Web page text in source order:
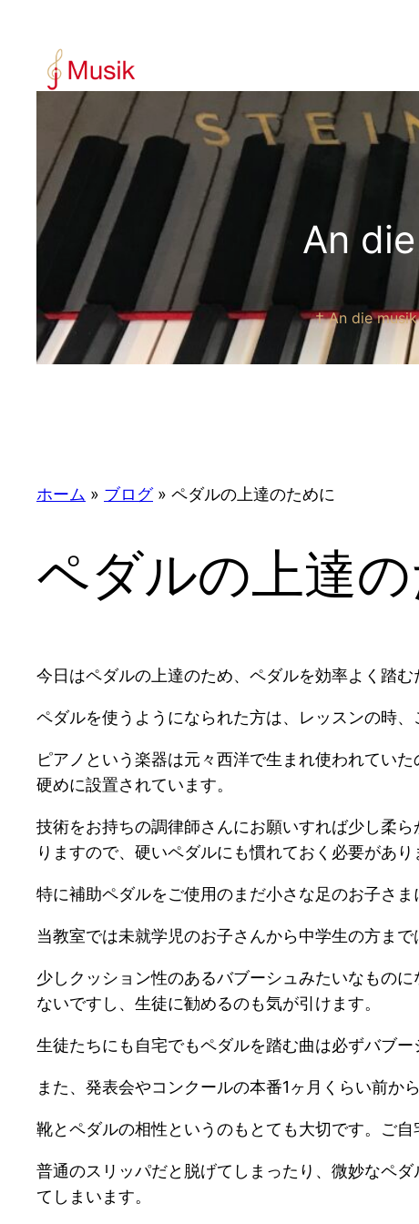
An
† An die
ホーム » ブログ » ペダルの上達のために
ペダルの上達
今日はペダルの上達のため、ペダルを効率よく踏
ペダルを使うようになられた方は、レッスンの時
ピアノという楽器は元々西洋で生まれ使われてい
硬めに設置されています。
技術をお持ちの調律師さんにお願いすれば少し柔
りますので、硬いペダルにも慣れておく必要があり
特に補助ペダルをご使用のまだ小さな足のお子さ
当教室では未就学児のお子さんから中学生の方ま
少しクッション性のあるバブーシュみたいなもの
ないですし、生徒に勧めるのも気が引けます。
生徒たちにも自宅でもペダルを踏む曲は必ずバブ
また、発表会やコンクールの本番1ヶ月くらい前か
靴とペダルの相性というのもとても大切です。ご
普通のスリッパだと脱げてしまったり、微妙なペ
てしまいます。